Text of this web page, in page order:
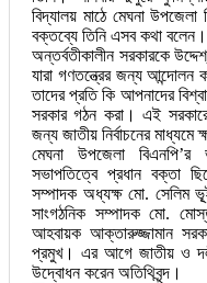
বিদ্যালয় মাঠে মেঘনা উপজেলা
বক্তব্যে তিনি এসব কথা বলেন।
অন্তর্বতীকালীন সরকারকে
যারা গণতন্ত্রের জন্য আন্দোলন
তাদের প্রতি কি আপনাদের
সরকার গঠন করা। এই
জন্য জাতীয় নির্বাচনের মাধ্যমে
মেঘনা উপজেলা
সভাপতিত্বে প্রধান বক্তা
সম্পাদক অধ্যক্ষ মো. সেলিম
সাংগঠনিক সম্পাদক মো.
আহবায়ক আক্তারুজ্জামান
প্রমুখ। এর আগে জাতীয় ও
উদ্বোধন করেন অতিথিবৃন্দ।